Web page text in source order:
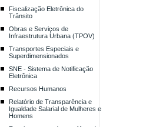
Fiscalização Eletrônica do
Trânsito
Obras e Serviços de
Infraestrutura Urbana (TPOV)
Transportes Especiais e
Superdimensionados
SNE - Sistema de Notificação
Eletrônica
Recursos Humanos
Relatório de Transparência e
Igualdade Salarial de Mulheres e
Homens